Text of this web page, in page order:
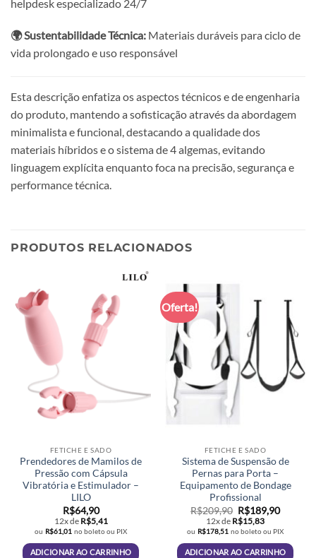
helpdesk especializado 24/7
🌍 Sustentabilidade Técnica: Materiais duráveis para ciclo de
vida prolongado e uso responsável
Esta descrição enfatiza os aspectos técnicos e de engenharia
do produto, mantendo a sofisticação através da abordagem
minimalista e funcional, destacando a qualidade dos
materiais híbridos e o sistema de 4 algemas, evitando
linguagem explícita enquanto foca na precisão, segurança e
performance técnica.
PRODUTOS RELACIONADOS
FETICHE E SADO
Prendedores de Mamilos de
Pressão com Cápsula
Vibratória e Estimulador –
LILO
R$64,90
12x de R$5,41
ou R$61,01 no boleto ou PIX
ADICIONAR AO CARRINHO
Oferta!
FETICHE E SADO
Sistema de Suspensão de
Pernas para Porta –
Equipamento de Bondage
Profissional
R$209,90 O
preço
original
era:
R$209,90.
R$189,90O
atual
é:
12x de R$15,83
ou R$178,51 no boleto ou PIX
ADICIONAR AO CARRINHO